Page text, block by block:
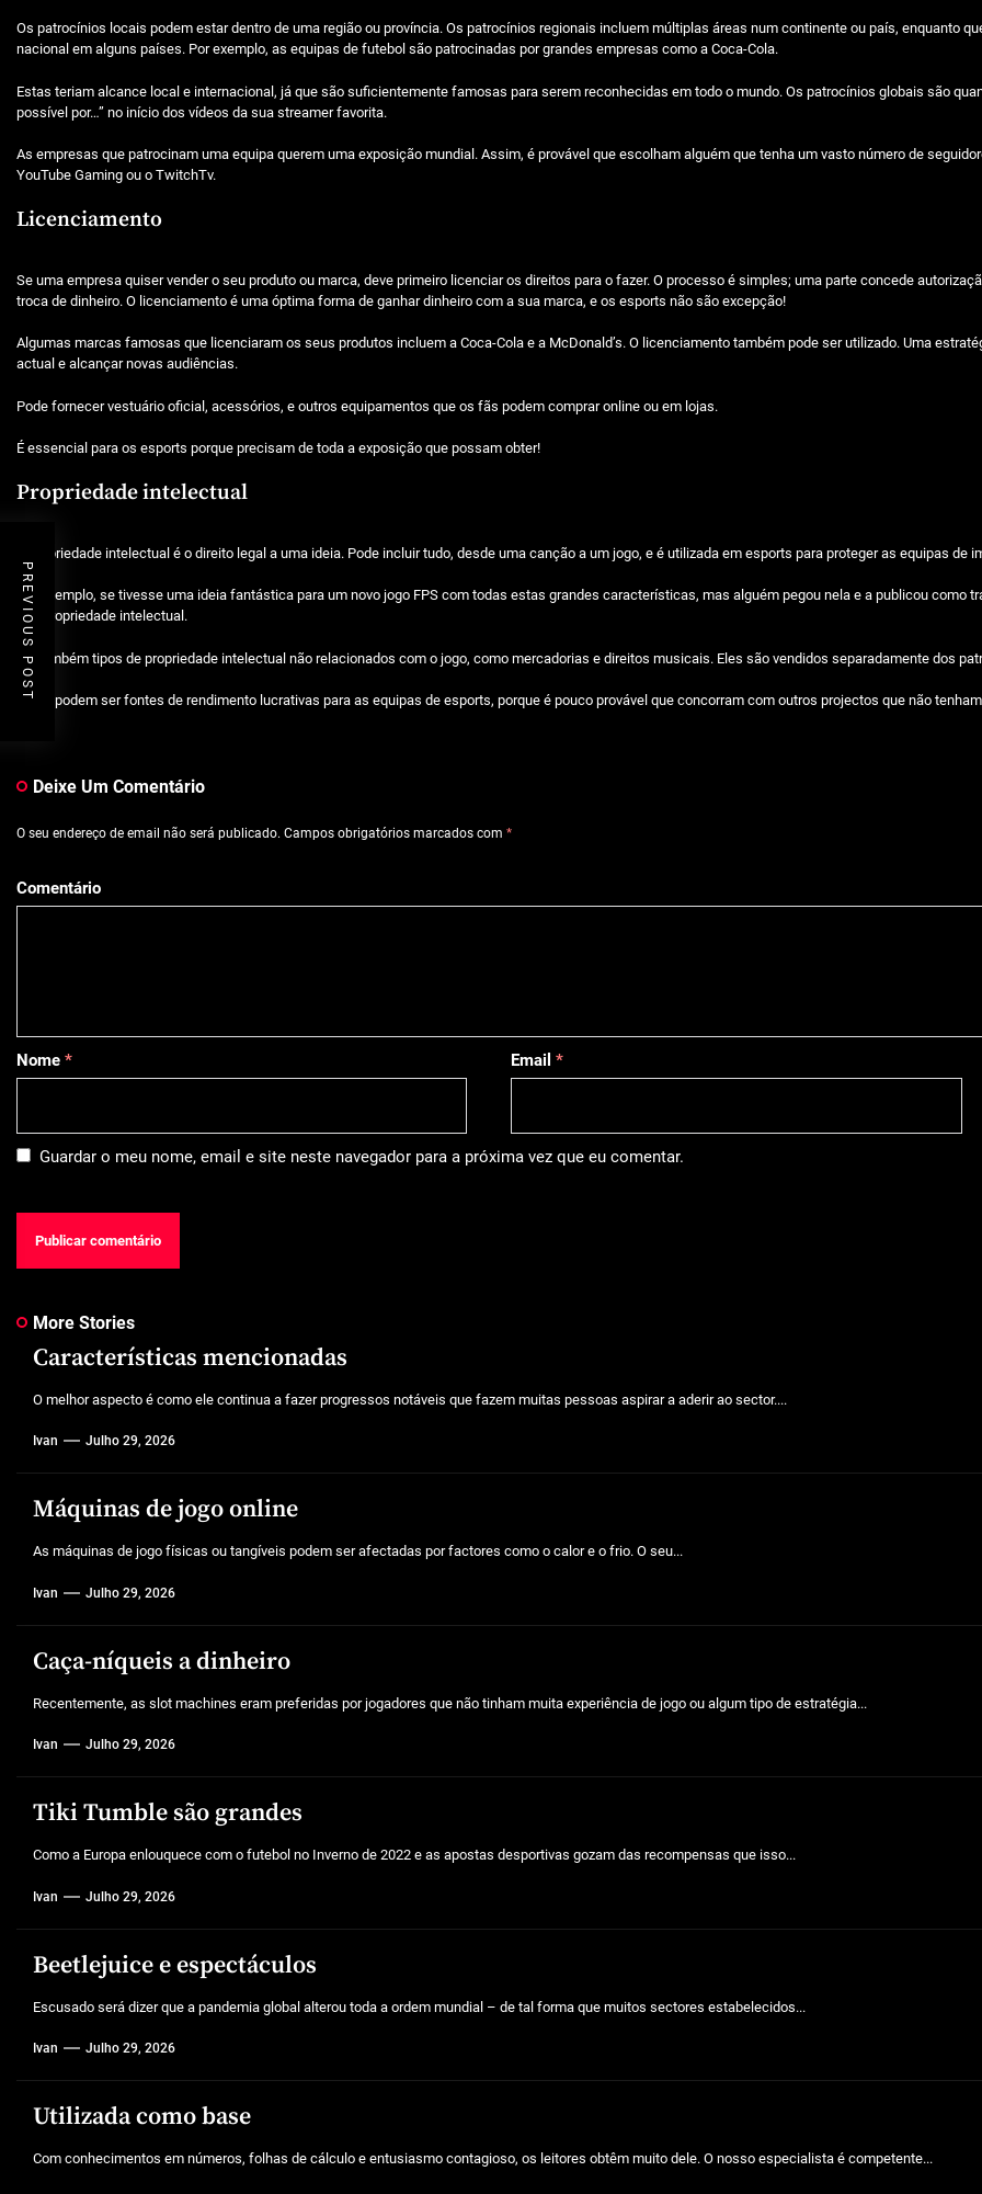
Os patrocínios locais podem estar dentro de uma região ou província. Os patrocínios regionais incluem múltiplas áreas num continente ou país, enquanto
nacional em alguns países. Por exemplo, as equipas de futebol são patrocinadas por grandes empresas como a Coca-Cola.
Estas teriam alcance local e internacional, já que são suficientemente famosas para serem reconhecidas em todo o mundo. Os patrocínios globais são
possível por…” no início dos vídeos da sua streamer favorita.
As empresas que patrocinam uma equipa querem uma exposição mundial. Assim, é provável que escolham alguém que tenha um vasto número de
YouTube Gaming ou o TwitchTv.
Licenciamento
Se uma empresa quiser vender o seu produto ou marca, deve primeiro licenciar os direitos para o fazer. O processo é simples; uma parte concede
troca de dinheiro. O licenciamento é uma óptima forma de ganhar dinheiro com a sua marca, e os esports não são excepção!
Algumas marcas famosas que licenciaram os seus produtos incluem a Coca-Cola e a McDonald’s. O licenciamento também pode ser utilizado. Uma
actual e alcançar novas audiências.
Pode fornecer vestuário oficial, acessórios, e outros equipamentos que os fãs podem comprar online ou em lojas.
É essencial para os esports porque precisam de toda a exposição que possam obter!
Propriedade intelectual
A propriedade intelectual é o direito legal a uma ideia. Pode incluir tudo, desde uma canção a um jogo, e é utilizada em esports para proteger as equipas de
Por exemplo, se tivesse uma ideia fantástica para um novo jogo FPS com todas estas grandes características, mas alguém pegou nela e a publicou como
sua propriedade intelectual.
Há também tipos de propriedade intelectual não relacionados com o jogo, como mercadorias e direitos musicais. Eles são vendidos separadamente dos
Estes podem ser fontes de rendimento lucrativas para as equipas de esports, porque é pouco provável que concorram com outros projectos que não
Deixe Um Comentário
O seu endereço de email não será publicado. Campos obrigatórios marcados com *
Comentário
Nome * Email*
Guardar o meu nome, email e site neste navegador para a próxima vez que eu comentar.
PREVIOUS POST
More Stories
Características mencionadas
O melhor aspecto é como ele continua a fazer progressos notáveis que fazem muitas pessoas aspirar a aderir ao sector....
Ivan Julho 29, 2026
Máquinas de jogo online
As máquinas de jogo físicas ou tangíveis podem ser afectadas por factores como o calor e o frio. O seu...
Ivan Julho 29, 2026
Caça-níqueis a dinheiro
Recentemente, as slot machines eram preferidas por jogadores que não tinham muita experiência de jogo ou algum tipo de estratégia...
Ivan Julho 29, 2026
Tiki Tumble são grandes
Como a Europa enlouquece com o futebol no Inverno de 2022 e as apostas desportivas gozam das recompensas que isso...
Ivan Julho 29, 2026
Beetlejuice e espectáculos
Escusado será dizer que a pandemia global alterou toda a ordem mundial – de tal forma que muitos sectores estabelecidos...
Ivan Julho 29, 2026
Utilizada como base
Com conhecimentos em números, folhas de cálculo e entusiasmo contagioso, os leitores obtêm muito dele. O nosso especialista é competente...